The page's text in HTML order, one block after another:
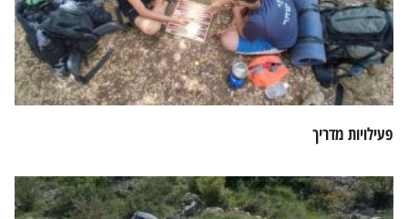
פעילויות מדריך